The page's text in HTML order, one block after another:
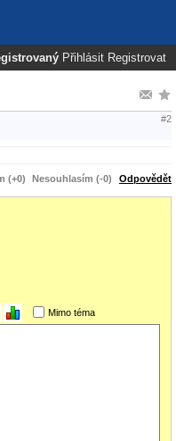
Přihlásit Registrovat
#2
(+0) Nesouhlasím (-0) Odpovědět
Mimo téma